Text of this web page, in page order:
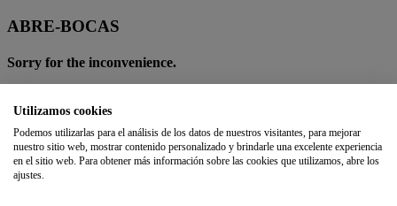
ABRE-BOCAS
Sorry for the inconvenience.
OK
Best Sellers
Utilizamos cookies
Podemos utilizarlas para el análisis de los datos de nuestros visitantes, para mejorar
nuestro sitio web, mostrar contenido personalizado y brindarle una excelente experiencia
en el sitio web. Para obtener más información sobre las cookies que utilizamos, abre los
ajustes.